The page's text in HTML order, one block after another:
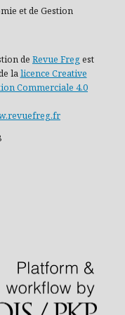
et de Gestion
de Revue Fregest
lalicence Creative
Commerciale 4.0